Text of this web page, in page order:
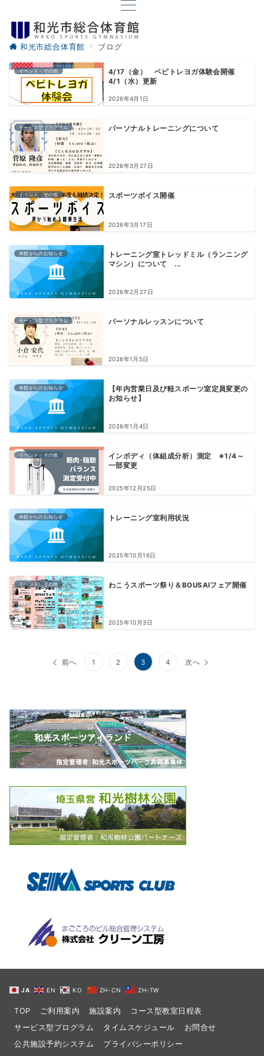
和光市総合体育館 ブログ
イベント・その他
4/17（金） ベビトレヨガ体験会開催
4/1（水）更新
2026年4月1日
サービス型プラグラム パーソナルトレーニングについて
2026年3月27日
イベント・その他 スポーツボイス開催
2026年3月17日
本館からのお知らせ
トレーニング室トレッドミル（ランニング
マシン）について ...
2026年2月27日
サービス型プラグラム パーソナルレッスンについて
2026年1月5日
本館からのお知らせ
【年内営業日及び軽スポーツ室定員変更の
お知らせ】
2026年1月4日
イベント・その他
インボディ（体組成分析）測定 ※1/4～
一部変更
2025年12月25日
本館からのお知らせ トレーニング室利用状況
2025年10月16日
イベント・その他 わこうスポーツ祭り＆BOUSAIフェア開催
2025年10月3日
前へ 1 2 3 4 次へ
JA EN KO ZH-CN ZH-TW
TOP ご利用案内 施設案内
コース型教室日程表
サービス型プログラム
タイムスケジュール
お問合せ
公共施設予約システム
プライバシーポリシー